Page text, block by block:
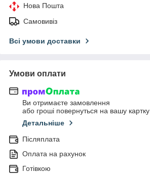
Нова Пошта
Самовивіз
Всі умови доставки
Умови оплати
Ви отримаєте замовлення
або гроші повернуться на вашу картку
Детальніше
Післяплата
Оплата на рахунок
Готівкою